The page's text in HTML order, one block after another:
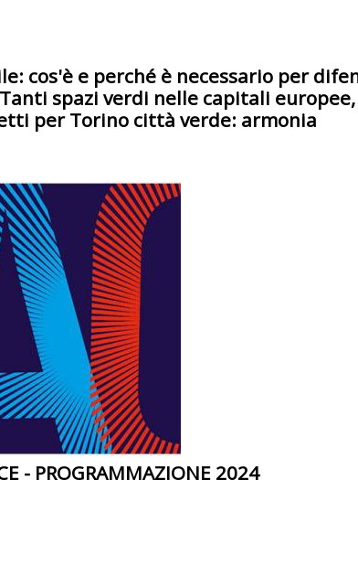
cos'è e perché è necessario per
spazi verdi nelle capitali
per Torino città verde: armonia
- PROGRAMMAZIONE 2024